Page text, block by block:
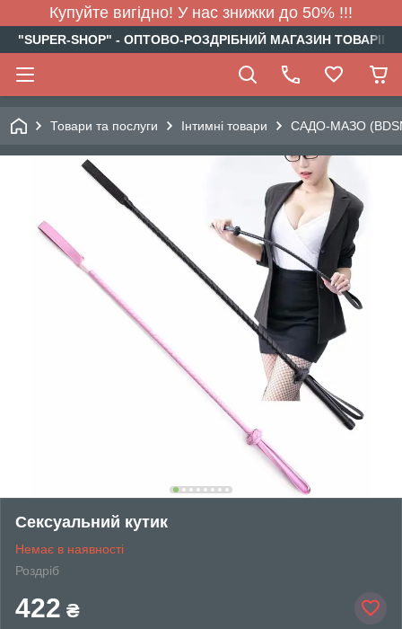
Купуйте вигідно! У нас знижки до 50% !!!
"SUPER-SHOP" - ОПТОВО-РОЗДРІБНИЙ МАГАЗИН
Товари та послуги Інтимні товари САДО-МАЗО
Сексуальний кутик
Немає в наявності
Роздріб
422 ₴